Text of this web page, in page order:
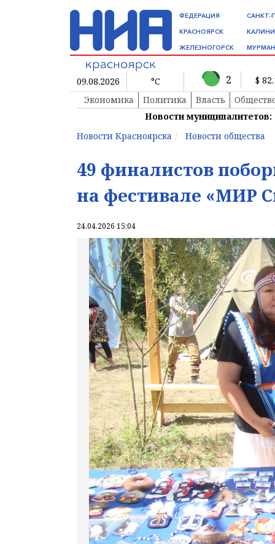
ФЕДЕРАЦИЯ
КРАСНОЯРСК
ЖЕЛЕЗНОГОРСК
САНКТ-
09.08.2026 °C 2 $
Экономика
Политика Власть
Новости муниципалитетов:
Новости Красноярска
Новости общества
49 финалистов
на фестивале «МИР
24.04.2026 15:04